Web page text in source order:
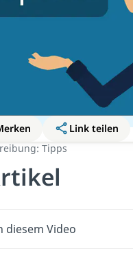
Link teilen
Tipps
diesem Video